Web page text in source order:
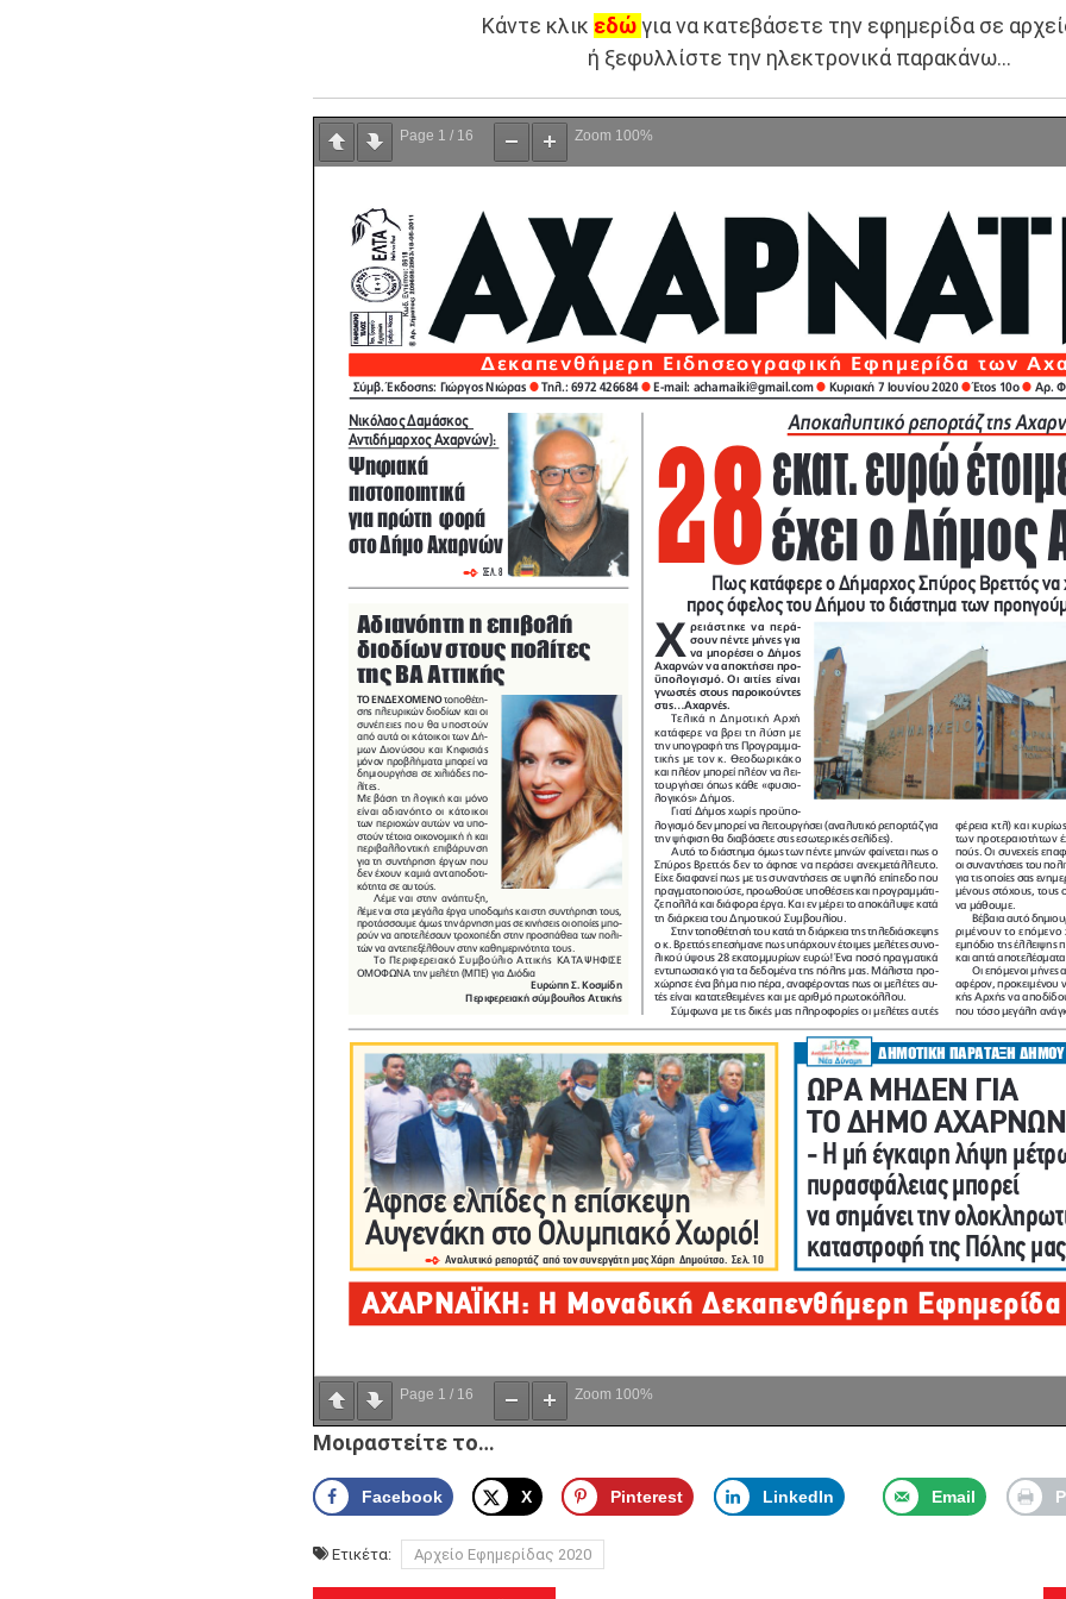
Κάντε κλικ εδώγια να κατεβάσετε την εφημερίδα σε
ή ξεφυλλίστε την ηλεκτρονικά παρακάνω…
Page 1 / 16 Zoom 100%
Page 1 / 16 Zoom 100%
Μοιραστείτε το…
Facebook X Pinterest LinkedIn Email
Ετικέτα: Αρχείο Εφημερίδας 2020